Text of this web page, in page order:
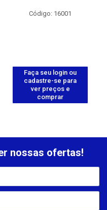
Código: 16001
Faça seu login ou
cadastre-se para
ver preços e
comprar
nossas ofertas!